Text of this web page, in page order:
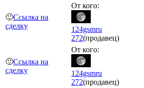
🙂Ссылка на
сделку
От кого:
124gsmru
272(продавец)
🙂Ссылка на
сделку
От кого:
124gsmru
272(продавец)